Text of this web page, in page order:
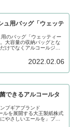
ュ用バッグ「ウェッテ
のバッグ「ウェッティー
大容量の収納バッグとな
けでなくアルコールジェ
2022.02.06
できるアルコールタ
プギアブランド
ルを展開する大王製紙株式
やさしいエールを」プロ